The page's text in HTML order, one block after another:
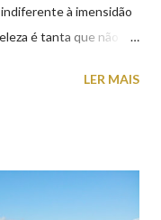
à imensidão
é tanta que não
algumas
LER MAIS